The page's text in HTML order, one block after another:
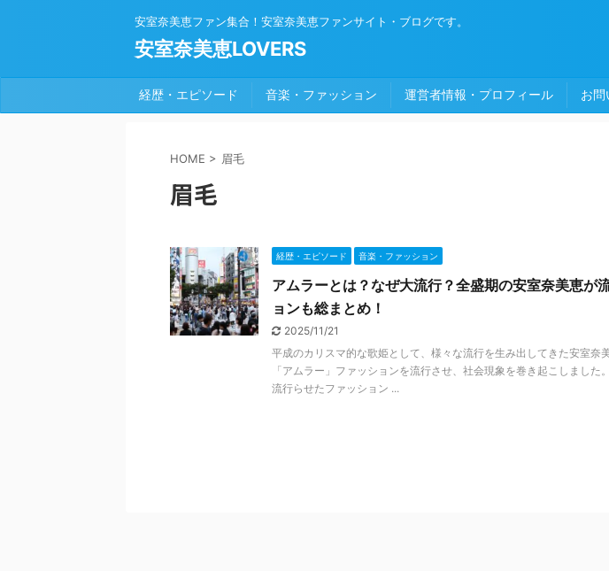
安室奈美恵ファン集合！安室奈美恵ファンサイト・ブログです。
安室奈美恵LOVERS
経歴・エピソード 音楽・ファッション 運営者情報・プロフィール お問
HOME > 眉毛
眉毛
経歴・エピソード 音楽・ファッション
アムラーとは？なぜ大流行？全盛期の安室奈美恵が
ョンも総まとめ！
2025/11/21
平成のカリスマ的な歌姫として、様々な流行を生み出してきた安室奈
「アムラー」ファッションを流行させ、社会現象を巻き起こしました
流行らせたファッション ...